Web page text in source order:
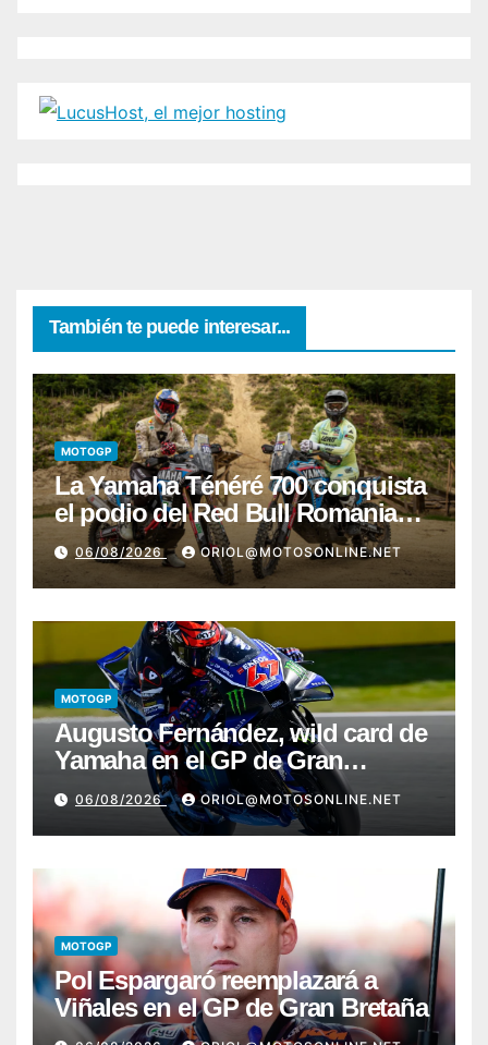
También te puede interesar...
MOTOGP
La Yamaha Ténéré 700 conquista
el podio del Red Bull Romaniacs
2026 con Pol Tarrés
06/08/2026 ORIOL@MOTOSONLINE.NET
MOTOGP
Augusto Fernández, wild card de
Yamaha en el GP de Gran
Bretaña
06/08/2026 ORIOL@MOTOSONLINE.NET
MOTOGP
Pol Espargaró reemplazará a
Viñales en el GP de Gran Bretaña